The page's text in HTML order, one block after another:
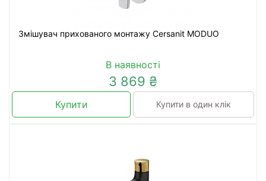
Змішувач прихованого монтажу Cersanit MODUO
В наявності
3 869 ₴
Купити Купити в один клік